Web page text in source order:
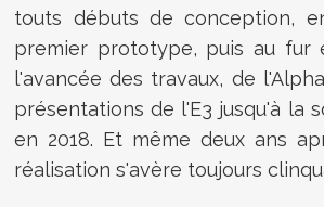
touts débuts de conception,
premier prototype, puis au fur
l'avancée des travaux, de
présentations de l'E3 jusqu'à la
en 2018. Et même deux ans
réalisation s'avère toujours